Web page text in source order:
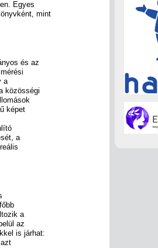
Egyes
mint
és az
a
közösségi
képet
a
a
az
is járhat: